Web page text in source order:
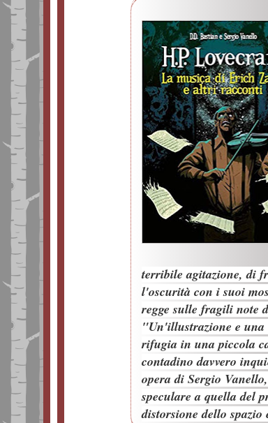
terribile agitazione, di
l'oscurità con i suoi
regge sulle fragili note
"Un'illustrazione e una
rifugia in una piccola
contadino davvero
opera di Sergio
speculare a quella del
distorsione dello spazio